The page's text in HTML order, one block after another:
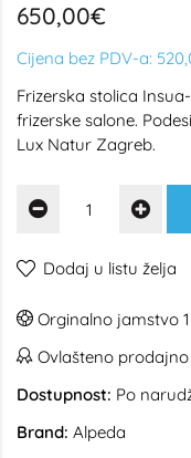
650,00€
Cijena bez PDV-a:
Frizerska stolica
frizerske salone.
Lux Natur Zagreb.
Dodaj u listu želja
Orginalno jamstvo
Ovlašteno
Dostupnost: Po
Brand: Alpeda